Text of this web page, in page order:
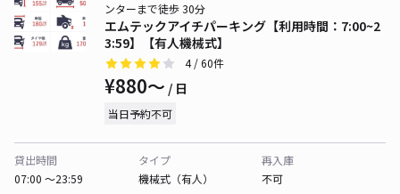
エムテックアイチパーキング【利用時間：7:00~2
3:59】【有人機械式】
ンターまで徒歩 30分
4/ 60件
¥880〜 / 日
当日予約不可
貸出時間
07:00 〜23:59
タイプ
機械式（有人）
再入庫
不可